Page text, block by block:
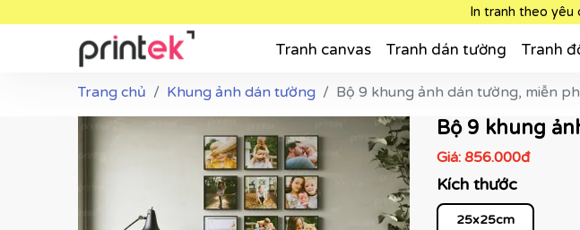
In tranh theo yêu
Tranh canvas Tranh dán tường Tranh
Trang chủ Khung ảnh dán tường Bộ 9 khung ảnh dán tường, miễn
Bộ 9 khung
Giá: 856.000đ
Kích thước
25x25cm